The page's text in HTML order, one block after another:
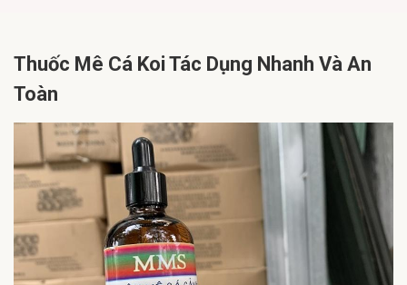
Thuốc Mê Cá Koi Tác Dụng Nhanh Và An
Toàn